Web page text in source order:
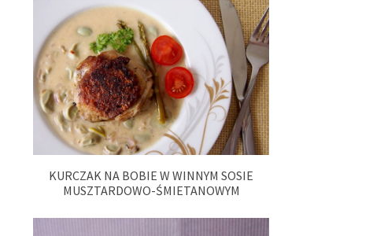
KURCZAK NA BOBIE W WINNYM SOSIE
MUSZTARDOWO-ŚMIETANOWYM